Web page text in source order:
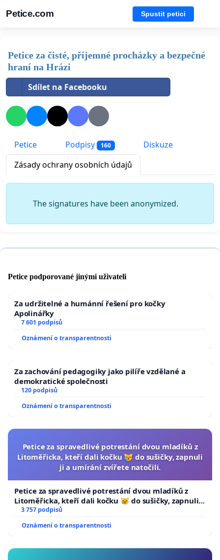
Petice.com Spustit petici
Petice za čisté, příjemné procházky a bezpečné
hraní na Hrázi
Sdílet na Facebooku
Petice Podpisy 160
Diskuze
Zásady ochrany osobních údajů
The signatures have been anonymized.
Petice podporované jinými uživateli
Za udržitelné a humánní řešení pro kočky
Apolinářky
7 601 podpisů
Oznámení o transparentnosti
Za zachování pedagogiky jako pilíře vzdělané a
demokratické společnosti
120 podpisů
Oznámení o transparentnosti
Petice za spravedlivé potrestání dvou mladíků z
Litoměřicka, kteří dali kočku 😿 do sušičky, zapnuli
ji a umírání zvířete natočili.
Petice za spravedlivé potrestání dvou mladíků z
Litoměřicka, kteří dali kočku 😿 do sušičky, zapnuli ji
a umírání zvířete natočili.
3 757 podpisů
Oznámení o transparentnosti